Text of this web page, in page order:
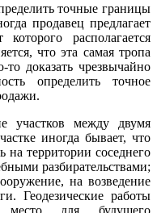
точные границы
продавец предлагает
располагается
что эта самая тропа
то доказать чрезвычайно
определить точное
участков между двумя
иногда бывает, что
на территории соседнего
разбирательствами;
на возведение
Геодезические работы
место для будущего